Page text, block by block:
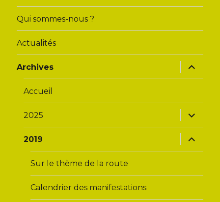
Qui sommes-nous ?
Actualités
Archives
ouvrir
le
sous-
Accueil
2025
ouvrir
le
sous-
menu
2019
ouvrir
le
sous-
Sur le thème de la route
Calendrier des manifestations